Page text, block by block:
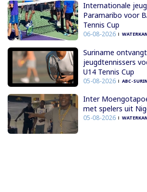
Internationale
Paramaribo voor
Tennis Cup
06-08-2026
Suriname
jeugdtennissers
U14 Tennis Cup
05-08-2026 ABC-
Inter
met spelers uit
05-08-2026